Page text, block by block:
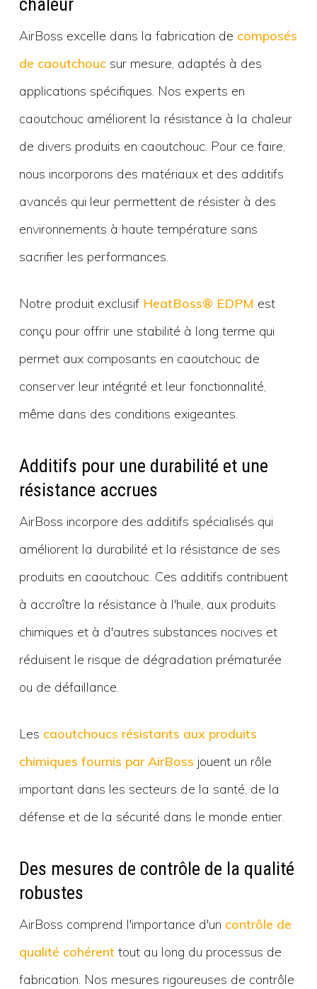
AirBoss excelle dans la fabrication de composés
de caoutchoucsur mesure, adaptés à des
applications spécifiques. Nos experts en
caoutchouc améliorent la résistance à la chaleur
de divers produits en caoutchouc. Pour ce faire,
nous incorporons des matériaux et des additifs
avancés qui leur permettent de résister à des
environnements à haute température sans
sacrifier les performances.
Notre produit exclusif HeatBoss® EDPM est
conçu pour offrir une stabilité à long terme qui
permet aux composants en caoutchouc de
conserver leur intégrité et leur fonctionnalité,
même dans des conditions exigeantes.
Additifs pour une durabilité et une
résistance accrues
AirBoss incorpore des additifs spécialisés qui
améliorent la durabilité et la résistance de ses
produits en caoutchouc. Ces additifs contribuent
à accroître la résistance à l'huile, aux produits
chimiques et à d'autres substances nocives et
réduisent le risque de dégradation prématurée
ou de défaillance.
Les caoutchoucs résistants aux produits
chimiques fournis par AirBoss jouent un rôle
important dans les secteurs de la santé, de la
défense et de la sécurité dans le monde entier.
Des mesures de contrôle de la qualité
robustes
AirBoss comprend l'importance d'un contrôle de
qualité cohérent tout au long du processus de
fabrication. Nos mesures rigoureuses de contrôle